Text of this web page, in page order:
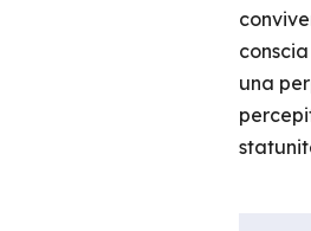
una